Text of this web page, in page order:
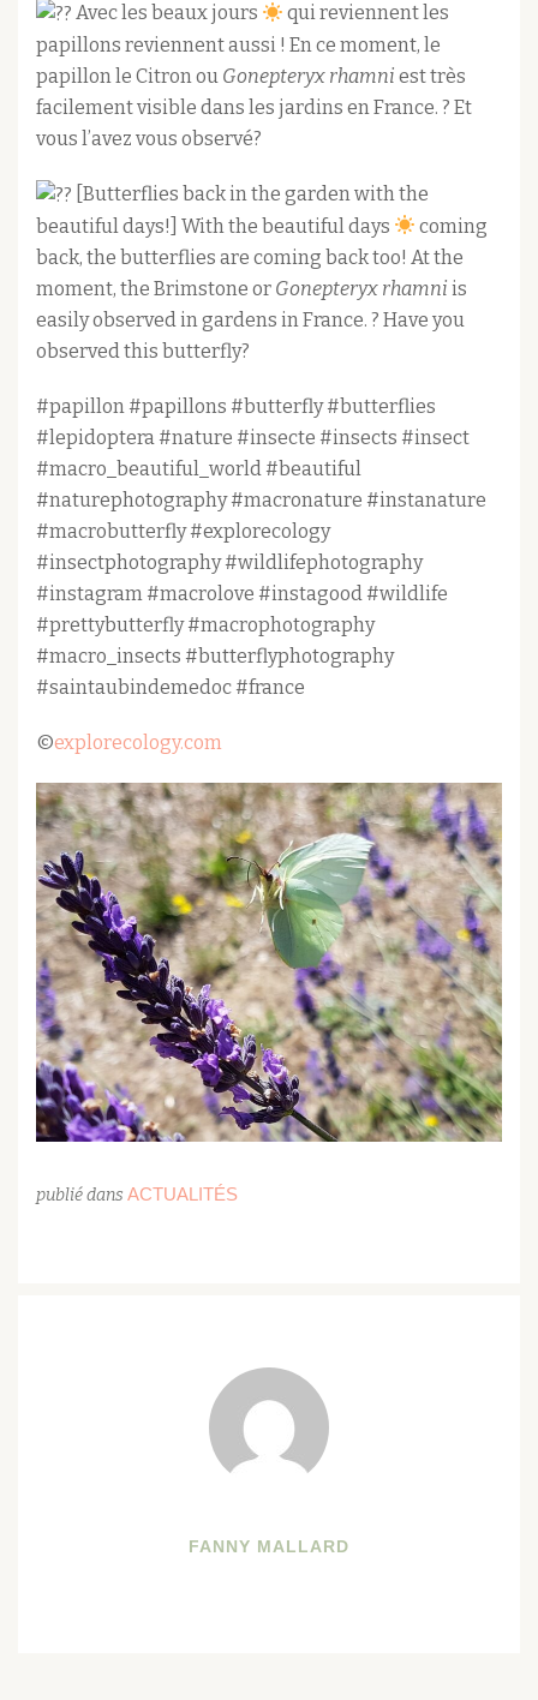
Avec les beaux jours
qui reviennent les
papillons reviennent aussi ! En ce moment, le
papillon le Citron ou Gonepteryx rhamni est très
facilement visible dans les jardins en France. ? Et
vous l’avez vous observé?
[Butterflies back in the garden with the
beautiful days!] With the beautiful days
coming
back, the butterflies are coming back too! At the
moment, the Brimstone or Gonepteryx rhamni is
easily observed in gardens in France. ? Have you
observed this butterfly?
#papillon #papillons #butterfly #butterflies
#lepidoptera #nature #insecte #insects #insect
#macro_beautiful_world #beautiful
#naturephotography #macronature #instanature
#macrobutterfly #explorecology
#insectphotography #wildlifephotography
#instagram #macrolove #instagood #wildlife
#prettybutterfly #macrophotography
#macro_insects #butterflyphotography
#saintaubindemedoc #france
©explorecology.com
publié dans ACTUALITÉS
FANNY MALLARD